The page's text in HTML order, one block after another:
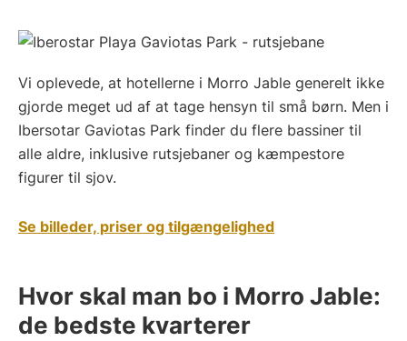
Vi oplevede, at hotellerne i Morro Jable generelt ikke
gjorde meget ud af at tage hensyn til små børn. Men i
Ibersotar Gaviotas Park finder du flere bassiner til
alle aldre, inklusive rutsjebaner og kæmpestore
figurer til sjov.
Se billeder, priser og tilgængelighed
Hvor skal man bo i Morro Jable:
de bedste kvarterer